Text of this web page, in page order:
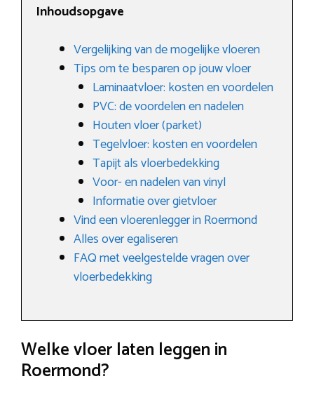
Inhoudsopgave
Vergelijking van de mogelijke vloeren
Tips om te besparen op jouw vloer
Laminaatvloer: kosten en voordelen
PVC: de voordelen en nadelen
Houten vloer (parket)
Tegelvloer: kosten en voordelen
Tapijt als vloerbedekking
Voor- en nadelen van vinyl
Informatie over gietvloer
Vind een vloerenlegger in Roermond
Alles over egaliseren
FAQ met veelgestelde vragen over
vloerbedekking
Welke vloer laten leggen in
Roermond?